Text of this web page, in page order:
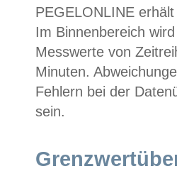
PEGELONLINE
Im Binnenbereich
Messwerte von
Minuten.
Fehlern bei der
sein.